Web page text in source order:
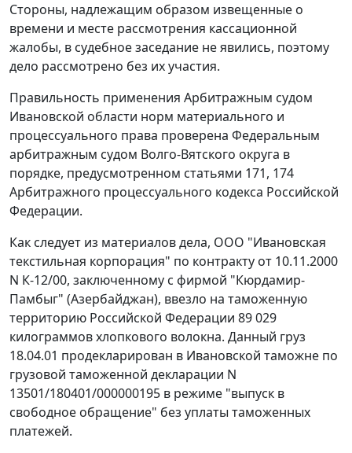
Стороны, надлежащим образом извещенные о
времени и месте рассмотрения кассационной
жалобы, в судебное заседание не явились, поэтому
дело рассмотрено без их участия.
Правильность применения Арбитражным судом
Ивановской области норм материального и
процессуального права проверена Федеральным
арбитражным судом Волго-Вятского округа в
порядке, предусмотренном статьями 171, 174
Арбитражного процессуального кодекса Российской
Федерации.
Как следует из материалов дела, ООО "Ивановская
текстильная корпорация" по контракту от 10.11.2000
N К-12/00, заключенному с фирмой "Кюрдамир-
Памбыг" (Азербайджан), ввезло на таможенную
территорию Российской Федерации 89 029
килограммов хлопкового волокна. Данный груз
18.04.01 продекларирован в Ивановской таможне по
грузовой таможенной декларации N
13501/180401/000000195 в режиме "выпуск в
свободное обращение" без уплаты таможенных
платежей.